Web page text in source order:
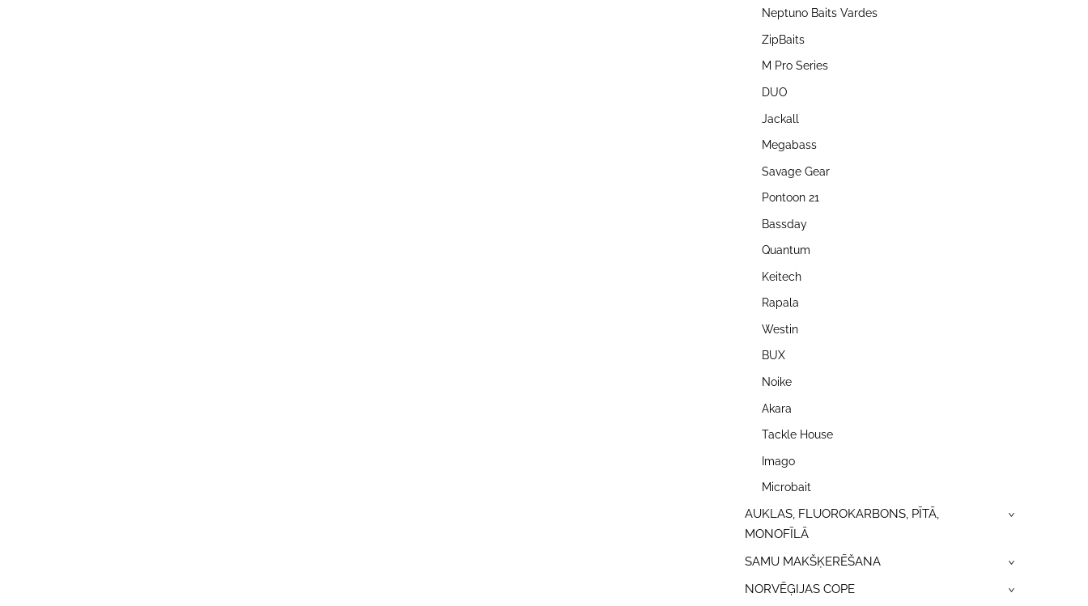
Neptuno Baits Vardes
ZipBaits
M Pro Series
DUO
Jackall
Megabass
Savage Gear
Pontoon 21
Bassday
Quantum
Keitech
Rapala
Westin
BUX
Noike
Akara
Tackle House
Imago
Microbait
AUKLAS, FLUOROKARBONS, PĪTĀ,
MONOFĪLĀ
›
SAMU MAKŠĶERĒŠANA ›
NORVĒĢIJAS COPE ›